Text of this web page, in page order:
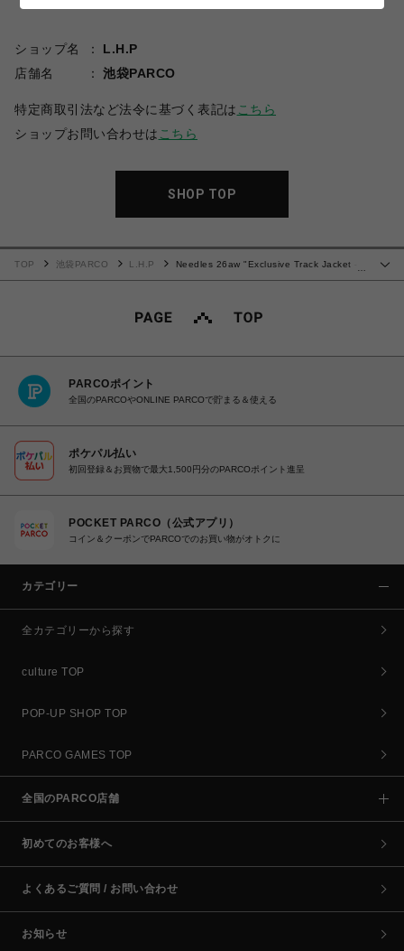
ショップ名
L.H.P
店舗名
池袋PARCO
特定商取引法など法令に基づく表記は こちら
ショップお問い合わせは こちら
SHOP TOP
…
TOP 池袋PARCO L.H.P
Needles 26aw "Exclusive Track Jacket -
PARCOポイント
全国のPARCOやONLINE PARCOで貯まる＆使える
ポケパル払い
初回登録＆お買物で最大1,500円分のPARCOポイント進呈
POCKET PARCO（公式アプリ）
コイン＆クーポンでPARCOでのお買い物がオトクに
カテゴリー
全カテゴリーから探す
culture TOP
POP-UP SHOP TOP
PARCO GAMES TOP
全国のPARCO店舗
初めてのお客様へ
よくあるご質問 / お問い合わせ
お知らせ